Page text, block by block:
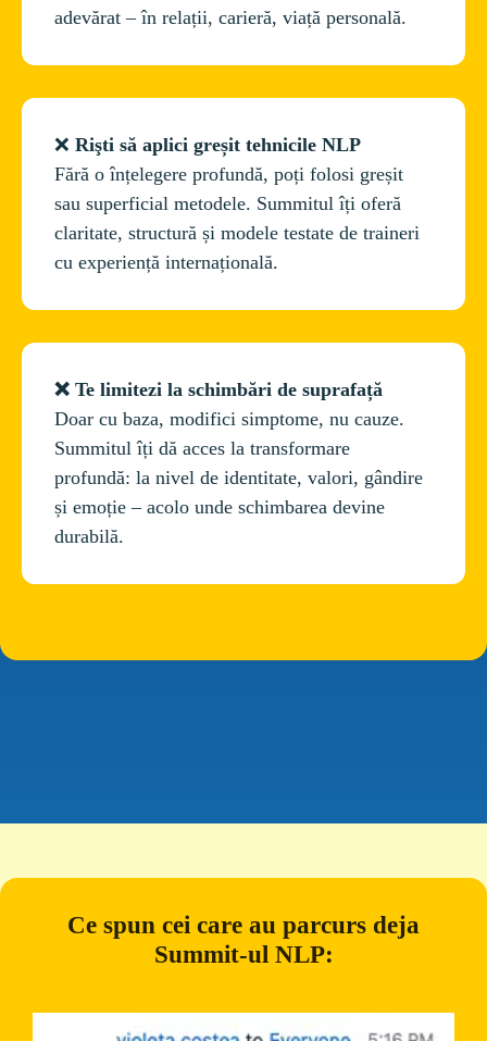
adevărat – în relații, carieră, viață personală.
❌ Rişti să aplici greșit tehnicile NLP
Fără o înțelegere profundă, poți folosi greșit
sau superficial metodele. Summitul îți oferă
claritate, structură și modele testate de traineri
❌ Te limitezi la schimbări de suprafață
Doar cu baza, modifici simptome, nu cauze.
Summitul îți dă acces la transformare
profundă: la nivel de identitate, valori, gândire
și emoție – acolo unde schimbarea devine
Ce spun cei care au parcurs deja
Summit-ul NLP: